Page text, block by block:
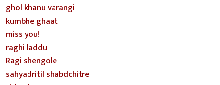
ghol khanu varangi
kumbhe ghaat
miss you!
raghi laddu
Ragi shengole
sahyadritil shabdchitre